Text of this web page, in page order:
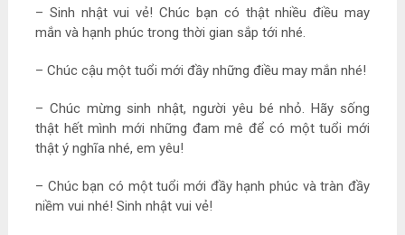
– Sinh nhật vui vẻ! Chúc bạn có thật nhiều điều may
mắn và hạnh phúc trong thời gian sắp tới nhé.
– Chúc cậu một tuổi mới đầy những điều may mắn nhé!
– Chúc mừng sinh nhật, người yêu bé nhỏ. Hãy sống
thật hết mình mới những đam mê để có một tuổi mới
thật ý nghĩa nhé, em yêu!
– Chúc bạn có một tuổi mới đầy hạnh phúc và tràn đầy
niềm vui nhé! Sinh nhật vui vẻ!